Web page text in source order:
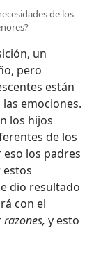
de los
un
pero
están
emociones.
los hijos
de los
los padres
dio resultado
con el
razones, y esto